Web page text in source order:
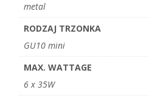
metal
RODZAJ TRZONKA
GU10 mini
MAX. WATTAGE
6 x 35W